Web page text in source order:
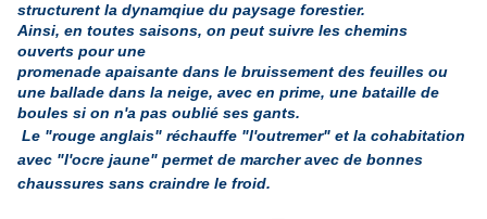
structurent la dynamqiue du paysage forestier.
Ainsi, en toutes saisons, on peut suivre les chemins
ouverts pour une
promenade apaisante dans le bruissement des feuilles ou
une ballade dans la neige, avec en prime, une bataille de
boules si on n'a pas oublié ses gants.
Le "rouge anglais" réchauffe "l'outremer" et la cohabitation
avec "l'ocre jaune" permet de marcher avec de bonnes
chaussures sans craindre le froid.